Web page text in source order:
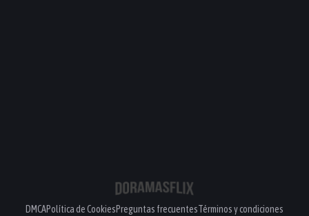
DMCAPolítica de CookiesPreguntas frecuentesTérminos y condiciones